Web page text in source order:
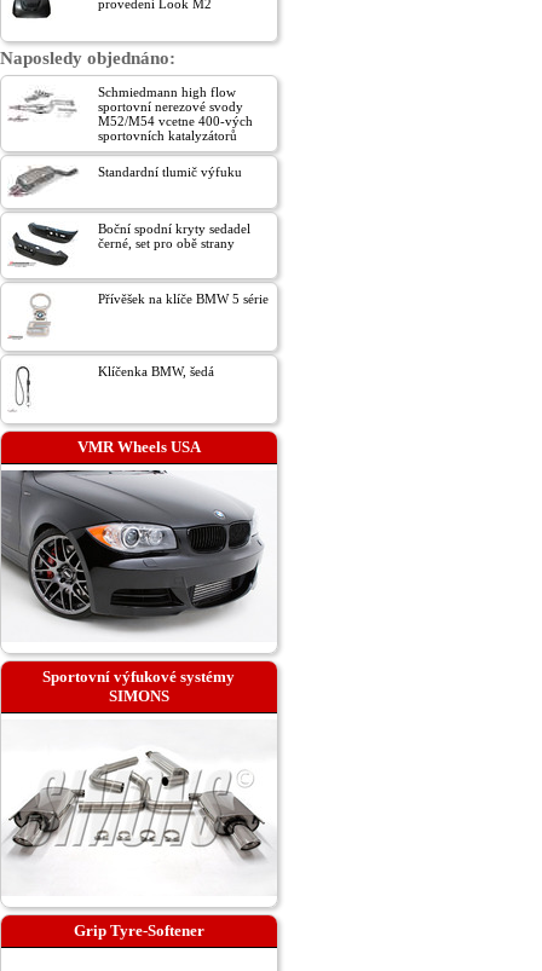
provedení Look M2
Naposledy objednáno:
Schmiedmann high flow
sportovní nerezové svody
M52/M54 vcetne 400-vých
sportovních katalyzátorů
Standardní tlumič výfuku
Boční spodní kryty sedadel
černé, set pro obě strany
Přívěšek na klíče BMW 5 série
Klíčenka BMW, šedá
VMR Wheels USA
Sportovní výfukové systémy
SIMONS
Grip Tyre-Softener